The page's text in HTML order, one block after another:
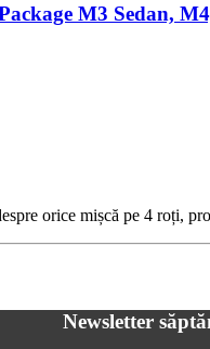
M3 Sedan,
orice mișcă pe 4 roți,
Newsletter